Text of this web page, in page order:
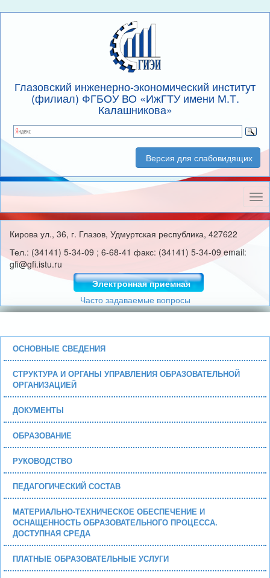
Глазовский инженерно-экономический институт
(филиал) ФГБОУ ВО «ИжГТУ имени М.Т.
Калашникова»
Версия для слабовидящих
Кирова ул., 36, г. Глазов, Удмуртская республика, 427622
Тел.: (34141) 5-34-09 ; 6-68-41 факс: (34141) 5-34-09 email:
gfi@gfi.istu.ru
Электронная приемная
Часто задаваемые вопросы
ОСНОВНЫЕ СВЕДЕНИЯ
СТРУКТУРА И ОРГАНЫ УПРАВЛЕНИЯ ОБРАЗОВАТЕЛЬНОЙ
ОРГАНИЗАЦИЕЙ
ДОКУМЕНТЫ
ОБРАЗОВАНИЕ
РУКОВОДСТВО
ПЕДАГОГИЧЕСКИЙ СОСТАВ
МАТЕРИАЛЬНО-ТЕХНИЧЕСКОЕ ОБЕСПЕЧЕНИЕ И
ОСНАЩЕННОСТЬ ОБРАЗОВАТЕЛЬНОГО ПРОЦЕССА.
ДОСТУПНАЯ СРЕДА
ПЛАТНЫЕ ОБРАЗОВАТЕЛЬНЫЕ УСЛУГИ